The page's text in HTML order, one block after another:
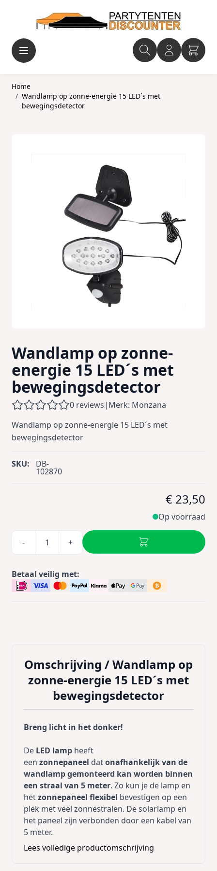
Home
/ Wandlamp op zonne-energie 15 LED´s met
bewegingsdetector
Wandlamp op zonne-
energie 15 LED´s met
bewegingsdetector
0 reviews| Merk: Monzana
Wandlamp op zonne-energie 15 LED´s met
bewegingsdetector
SKU: DB-
102870
€ 23,50
Op voorraad
- +
Betaal veilig met:
Omschrijving /Wandlamp op
zonne-energie 15 LED´s met
bewegingsdetector
Breng licht in het donker!
De LED lamp heeft
een zonnepaneel datonafhankelijk van de
wandlamp gemonteerd kan worden binnen
een straal van 5 meter. Zo kun je de lamp en
hetzonnepaneel flexibel bevestigen op een
plek met veel zonnestralen. De solarlamp en
het paneel zijn verbonden door een kabel van
5 meter.
De tuinlamp schakelt overdag automatisch
Lees volledige productomschrijving